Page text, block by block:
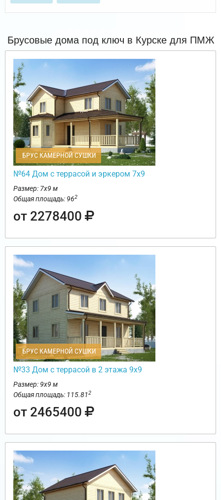
Брусовые дома под ключ в Курске для ПМЖ
БРУС КАМЕРНОЙ СУШКИ
№64 Дом с террасой и эркером 7х9
Размер: 7х9 м
Общая площадь: 962
от 2278400
БРУС КАМЕРНОЙ СУШКИ
№33 Дом с террасой в 2 этажа 9х9
Размер: 9х9 м
Общая площадь: 115.812
от 2465400